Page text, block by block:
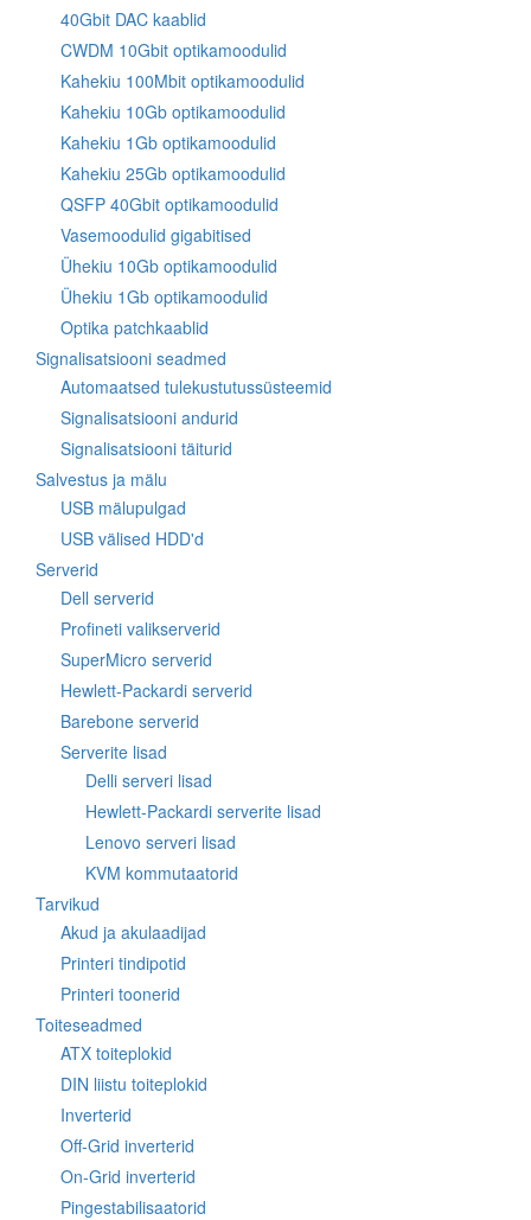
40Gbit DAC kaablid
CWDM 10Gbit optikamoodulid
Kahekiu 100Mbit optikamoodulid
Kahekiu 10Gb optikamoodulid
Kahekiu 1Gb optikamoodulid
Kahekiu 25Gb optikamoodulid
QSFP 40Gbit optikamoodulid
Vasemoodulid gigabitised
Ühekiu 10Gb optikamoodulid
Ühekiu 1Gb optikamoodulid
Optika patchkaablid
Signalisatsiooni seadmed
Automaatsed tulekustutussüsteemid
Signalisatsiooni andurid
Signalisatsiooni täiturid
Salvestus ja mälu
USB mälupulgad
USB välised HDD'd
Serverid
Dell serverid
Profineti valikserverid
SuperMicro serverid
Hewlett-Packardi serverid
Barebone serverid
Serverite lisad
Delli serveri lisad
Hewlett-Packardi serverite lisad
Lenovo serveri lisad
KVM kommutaatorid
Tarvikud
Akud ja akulaadijad
Printeri tindipotid
Printeri toonerid
Toiteseadmed
ATX toiteplokid
DIN liistu toiteplokid
Inverterid
Off-Grid inverterid
On-Grid inverterid
Pingestabilisaatorid